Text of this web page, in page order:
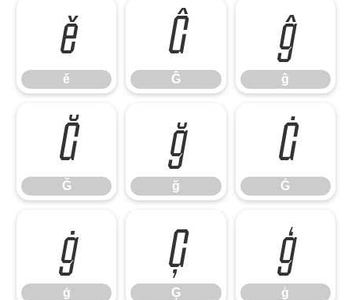
ě
ě
Ĝ
Ĝ
ĝ
ĝ
Ğ
Ğ
ğ
ğ
Ġ
Ġ
ġ
ġ
Ģ
Ģ
ģ
ģ